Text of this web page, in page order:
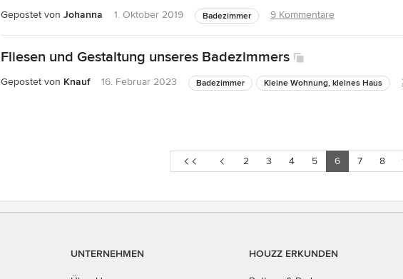
Gepostet von Johanna 1. Oktober 2019 Badezimmer 9 Kommentare
Fliesen und Gestaltung unseres Badezimmers
Gepostet von Knauf 16. Februar 2023 Badezimmer Kleine Wohnung, kleines Haus
2 3 4 5 6 7 8
UNTERNEHMEN HOUZZ ERKUNDEN